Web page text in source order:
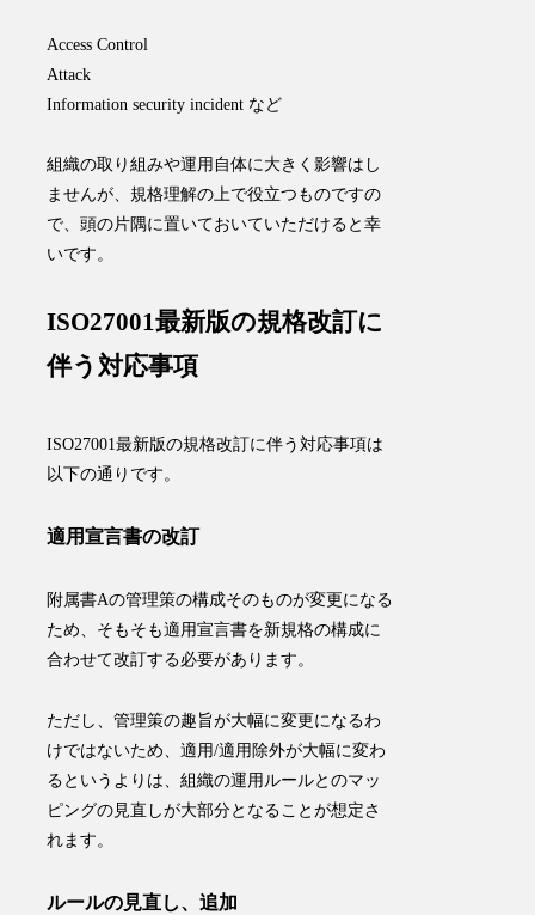
Access Control
Attack
Information security incident など
組織の取り組みや運用自体に大きく影響はし
ませんが、規格理解の上で役立つものですの
で、頭の片隅に置いておいていただけると幸
いです。
ISO27001最新版の規格改訂に
伴う対応事項
ISO27001最新版の規格改訂に伴う対応事項は
以下の通りです。
適用宣言書の改訂
附属書Aの管理策の構成そのものが変更になる
ため、そもそも適用宣言書を新規格の構成に
合わせて改訂する必要があります。
ただし、管理策の趣旨が大幅に変更になるわ
けではないため、適用/適用除外が大幅に変わ
るというよりは、組織の運用ルールとのマッ
ピングの見直しが大部分となることが想定さ
れます 。
ルールの見直し、追加